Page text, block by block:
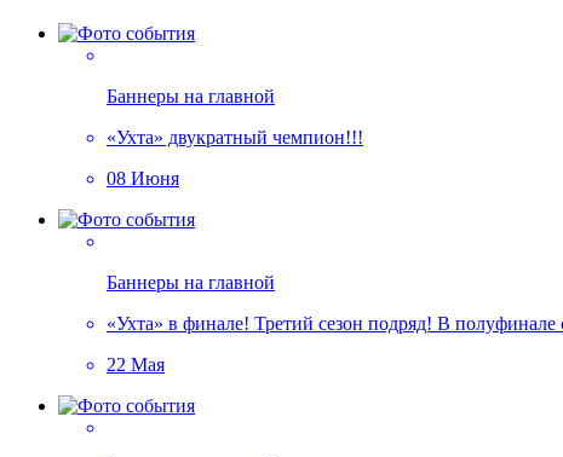
Баннеры на главной
«Ухта» двукратный чемпион!!!
08 Июня
Баннеры на главной
«Ухта» в финале! Третий сезон подряд! В
22 Мая